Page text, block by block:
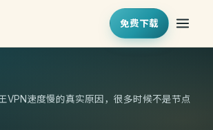
免费下载
VPN速度慢的真实原因，很多时候不是节点